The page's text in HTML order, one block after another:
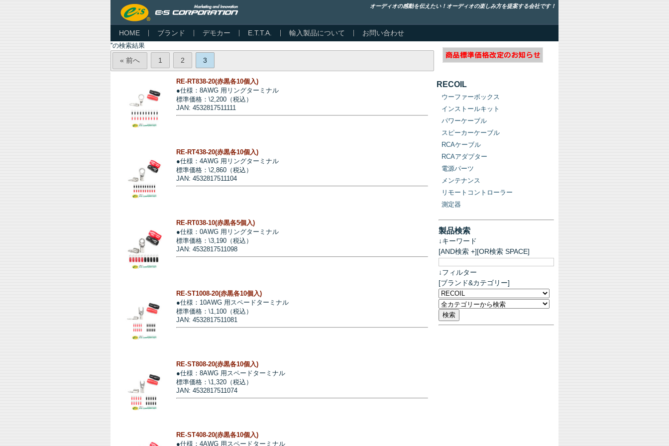
オーディオの感動を伝えたい！オーディオの楽しみ方を提案する会社です！
HOME ブランド デモカー E.T.T.A. 輸入製品について お問い合わせ
''の検索結果
« 前へ 1 2 3
RE-RT838-20(赤黒各10個入)
●仕様：8AWG 用リングターミナル
標準価格：\2,200（税込）
JAN: 4532817511111
RE-RT438-20(赤黒各10個入)
●仕様：4AWG 用リングターミナル
標準価格：\2,860（税込）
JAN: 4532817511104
RE-RT038-10(赤黒各5個入)
●仕様：0AWG 用リングターミナル
標準価格：\3,190（税込）
JAN: 4532817511098
RE-ST1008-20(赤黒各10個入)
●仕様：10AWG 用スペードターミナル
標準価格：\1,100（税込）
JAN: 4532817511081
RE-ST808-20(赤黒各10個入)
●仕様：8AWG 用スペードターミナル
標準価格：\1,320（税込）
JAN: 4532817511074
RE-ST408-20(赤黒各10個入)
●仕様：4AWG 用スペードターミナル
RECOIL
ウーファーボックス
インストールキット
パワーケーブル
スピーカーケーブル
RCAケーブル
RCAアダプター
電源パーツ
メンテナンス
リモートコントローラー
測定器
製品検索
↓キーワード
[AND検索 +][OR検索 SPACE]
↓フィルター
[ブランド&カテゴリー]